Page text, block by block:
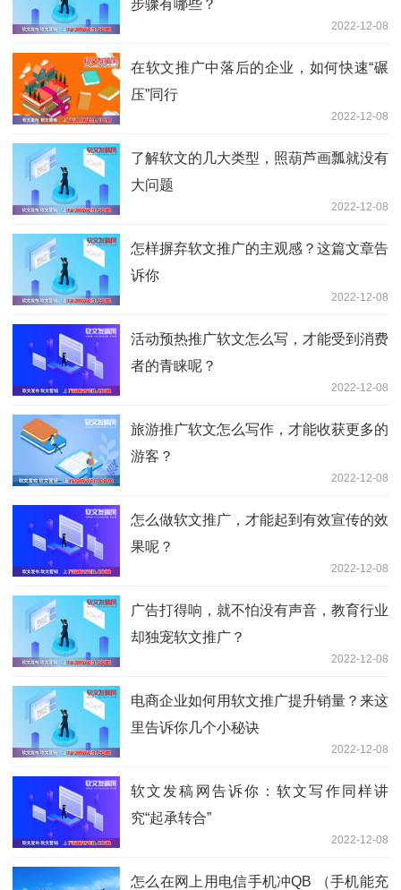
步骤有哪些？
2022-12-08
在软文推广中落后的企业，如何快速“碾
压”同行
2022-12-08
了解软文的几大类型，照葫芦画瓢就没有
大问题
2022-12-08
怎样摒弃软文推广的主观感？这篇文章告
诉你
2022-12-08
活动预热推广软文怎么写，才能受到消费
者的青睐呢？
2022-12-08
旅游推广软文怎么写作，才能收获更多的
游客？
2022-12-08
怎么做软文推广，才能起到有效宣传的效
果呢？
2022-12-08
广告打得响，就不怕没有声音，教育行业
却独宠软文推广？
2022-12-08
电商企业如何用软文推广提升销量？来这
里告诉你几个小秘诀
2022-12-08
软文发稿网告诉你：软文写作同样讲
究“起承转合”
2022-12-08
怎么在网上用电信手机冲QB （手机能充